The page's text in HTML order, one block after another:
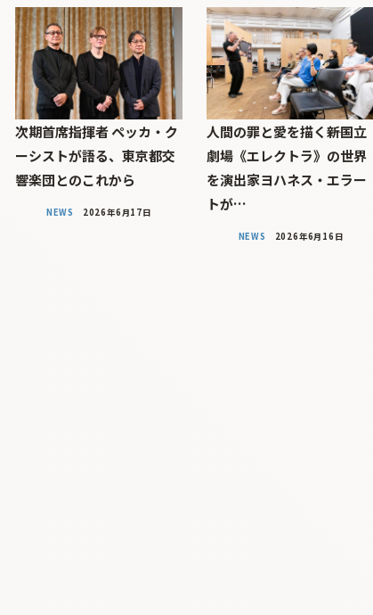
次期首席指揮者 ペッカ・ク
ーシストが語る、東京都交
響楽団とのこれから
NEWS 2026年6月17日
人間の罪と愛を描く――新国立
劇場《エレクトラ》の世界
を演出家ヨハネス・エラー
トが…
NEWS 2026年6月16日